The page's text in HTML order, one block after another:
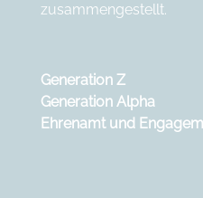
zusammengestellt.
Generation Z
Generation Alpha
Ehrenamt und